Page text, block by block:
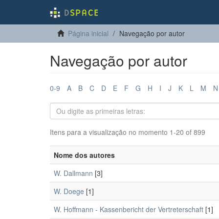
Página inicial Navegação por autor
Navegação por autor
0-9 A B C D E F G H I J K L M N
Itens para a visualização no momento 1-20 of 899
Nome dos autores
W. Dallmann [3]
W. Doege [1]
W. Hoffmann - Kassenbericht der Vertreterschaft [1]